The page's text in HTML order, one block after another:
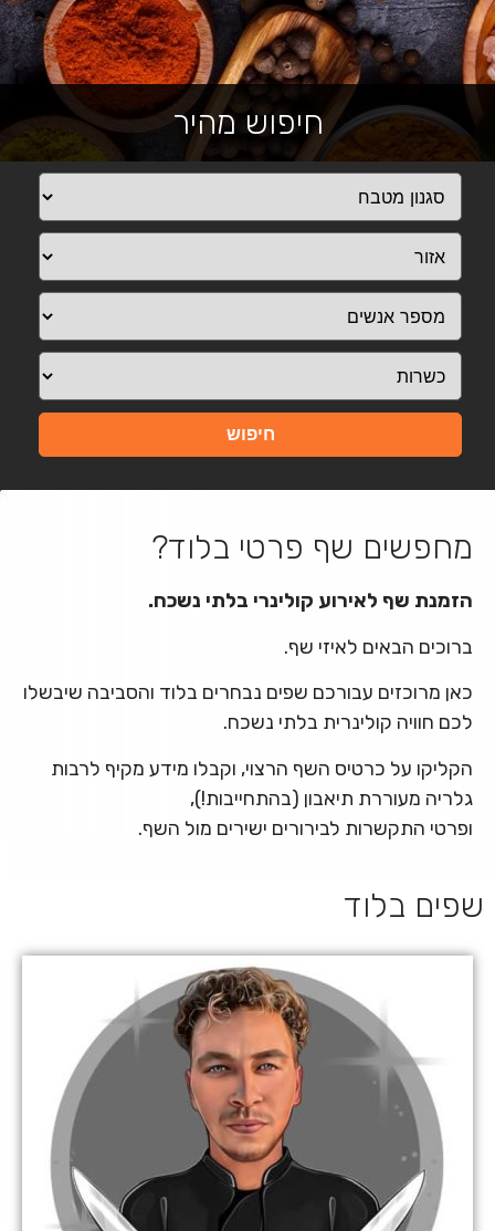
חיפוש מהיר
חיפוש
מחפשים שף פרטי בלוד?
הזמנת שף לאירוע קולינרי בלתי נשכח.
ברוכים הבאים לאיזי שף.
כאן מרוכזים עבורכם שפים נבחרים בלוד והסביבה שיבשלו
לכם חוויה קולינרית בלתי נשכח.
הקליקו על כרטיס השף הרצוי, וקבלו מידע מקיף לרבות
גלריה מעוררת תיאבון (בהתחייבות!),
ופרטי התקשרות לבירורים ישירים מול השף.
שפים בלוד